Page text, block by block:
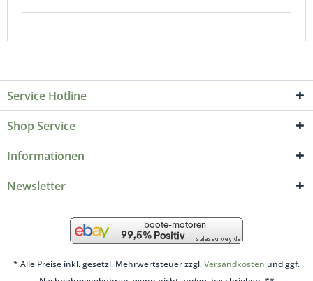
Service Hotline
Shop Service
Informationen
Newsletter
* Alle Preise inkl. gesetzl. Mehrwertsteuer zzgl.Versandkosten und ggf.